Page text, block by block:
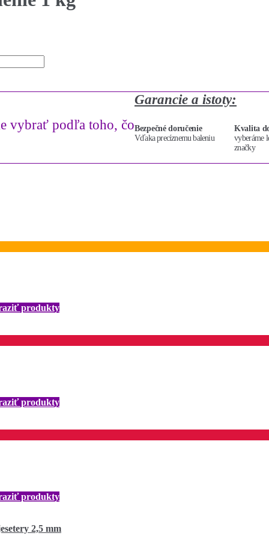
vybrať podľa toho, čo
Garancie a istoty:
Bezpečné doručenie
Vďaka precíznemu baleniu
Kvalita
vyberáme
značky
produkty
produkty
produkty
2,5 mm